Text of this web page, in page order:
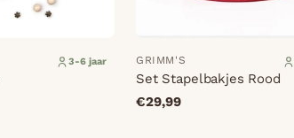
3-6 jaar GRIMM'S
Set Stapelbakjes Rood
€29,99